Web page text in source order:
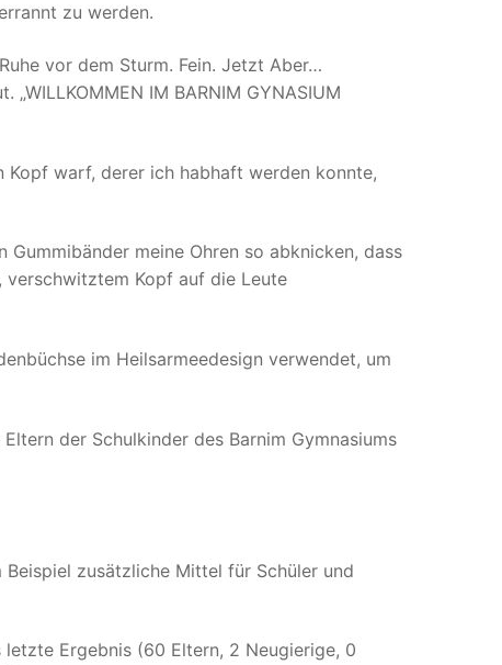
zu werden.
vor dem Sturm. Fein. Jetzt Aber…
IM BARNIM GYNASIUM
Kopf warf, derer ich habhaft werden konnte,
meine Ohren so abknicken, dass
Kopf auf die Leute
im Heilsarmeedesign verwendet, um
der Schulkinder des Barnim Gymnasiums
zusätzliche Mittel für Schüler und
Ergebnis (60 Eltern, 2 Neugierige, 0